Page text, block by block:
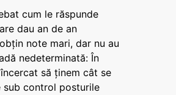
cum le răspunde
dau an de an
note mari, dar nu au
nedeterminată: În
să ținem cât se
sub control posturile